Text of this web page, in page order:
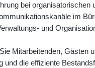
bei organisatorischen
im
und
Mitarbeitenden, Gästen
und die effiziente